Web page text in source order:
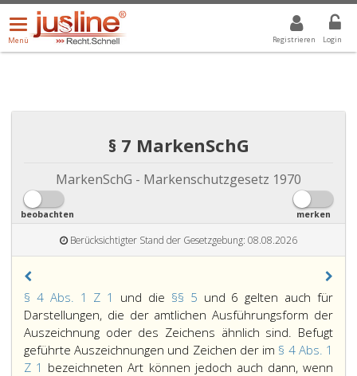
Registrieren Login
Menü
öffnen/schließen
Menü
ALLE DROPDOWN: GEWÄHLTER WERT IST ALLE
§ 7 MarkenSchG
MarkenSchG - Markenschutzgesetz 1970
beobachten merken
Berücksichtigter Stand der Gesetzgebung: 08.08.2026
Paragraph
7,
§ 4 Abs. 1 Z 1 und die §§ 5 und 6 gelten auch für
Darstellungen, die der amtlichen Ausführungsform der
Auszeichnung oder des Zeichens ähnlich sind. Befugt
geführte Auszeichnungen und Zeichen der im § 4 Abs. 1
Z 1 bezeichneten Art können jedoch auch dann, wenn